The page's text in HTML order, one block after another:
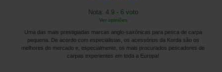
Nota: 4.9 - 6 voto
Ver opiniões
Uma das mais prestigiadas marcas anglo-saxônicas para pesca de carpa
pequena. De acordo com especialistas, os acessórios da Korda são os
melhores do mercado e, especialmente, os mais procurados pescadores de
carpas experientes em toda a Europa!